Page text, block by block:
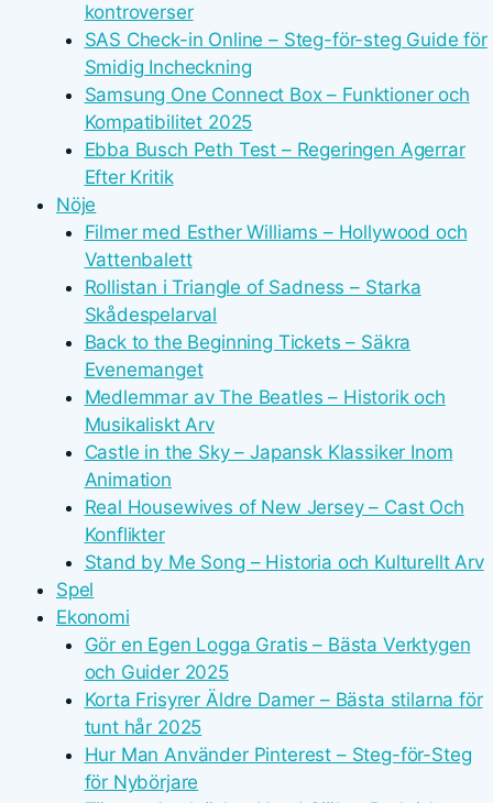
kontroverser
SAS Check-in Online – Steg-för-steg Guide för
Smidig Incheckning
Samsung One Connect Box – Funktioner och
Kompatibilitet 2025
Ebba Busch Peth Test – Regeringen Agerrar
Efter Kritik
Nöje
Filmer med Esther Williams – Hollywood och
Vattenbalett
Rollistan i Triangle of Sadness – Starka
Skådespelarval
Back to the Beginning Tickets – Säkra
Evenemanget
Medlemmar av The Beatles – Historik och
Musikaliskt Arv
Castle in the Sky – Japansk Klassiker Inom
Animation
Real Housewives of New Jersey – Cast Och
Konflikter
Stand by Me Song – Historia och Kulturellt Arv
Spel
Ekonomi
Gör en Egen Logga Gratis – Bästa Verktygen
och Guider 2025
Korta Frisyrer Äldre Damer – Bästa stilarna för
tunt hår 2025
Hur Man Använder Pinterest – Steg-för-Steg
för Nybörjare